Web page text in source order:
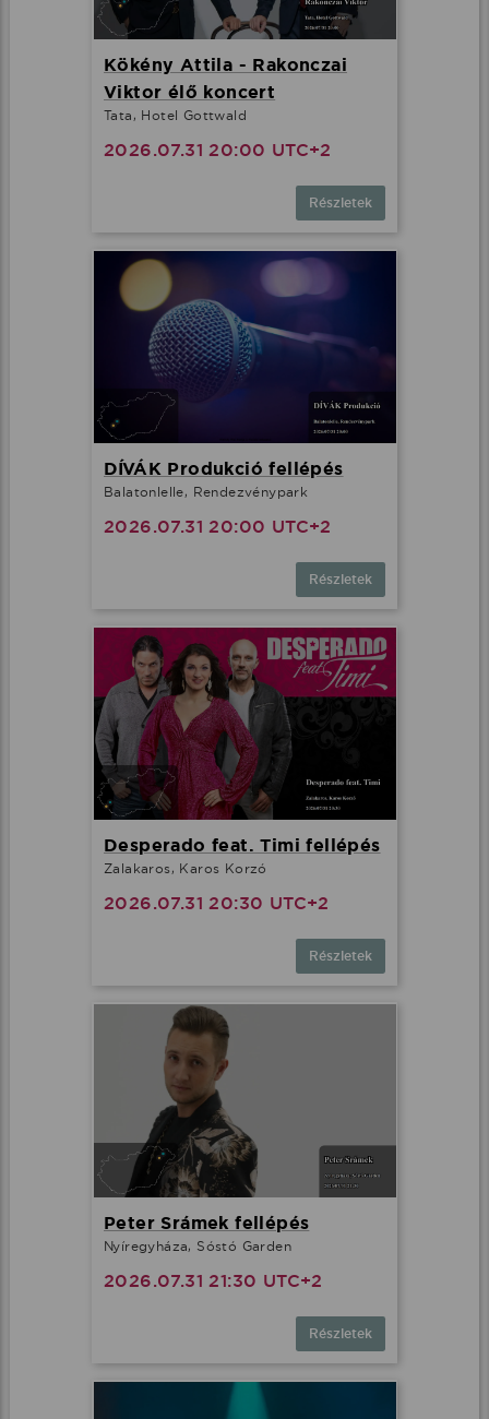
Kökény Attila - Rakonczai
Viktor élő koncert
Tata, Hotel Gottwald
2026.07.31 20:00 UTC+2
Részletek
DÍVÁK Produkció fellépés
Balatonlelle, Rendezvénypark
2026.07.31 20:00 UTC+2
Részletek
Desperado feat. Timi fellépés
Zalakaros, Karos Korzó
2026.07.31 20:30 UTC+2
Részletek
Peter Srámek fellépés
Nyíregyháza, Sóstó Garden
2026.07.31 21:30 UTC+2
Részletek